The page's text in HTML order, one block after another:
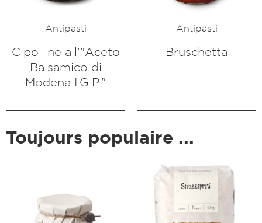
Antipasti
Cipolline all'"Aceto
Balsamico di
Modena I.G.P."
Antipasti
Bruschetta
Toujours populaire ...